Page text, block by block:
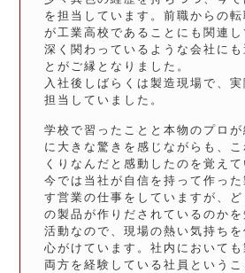
を担当しています。前職からの
が工業高校であることにも関連
深く関わっているような会社にも
とがご縁となりました。
入社後しばらくは製造現場で、
担当していました。
学校で習ったことと本物のプロ
に大きな驚きを感じながらも、
くりなんだと感動したのを覚えて
今では当社が自信を持って作っ
す営業の仕事をしていますが、
の製品が作りだされているのか
活動なので、現場の熱い気持ち
心がけています。社内において
両方を経験している社員という